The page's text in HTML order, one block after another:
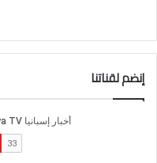
إنضم لقناتنا